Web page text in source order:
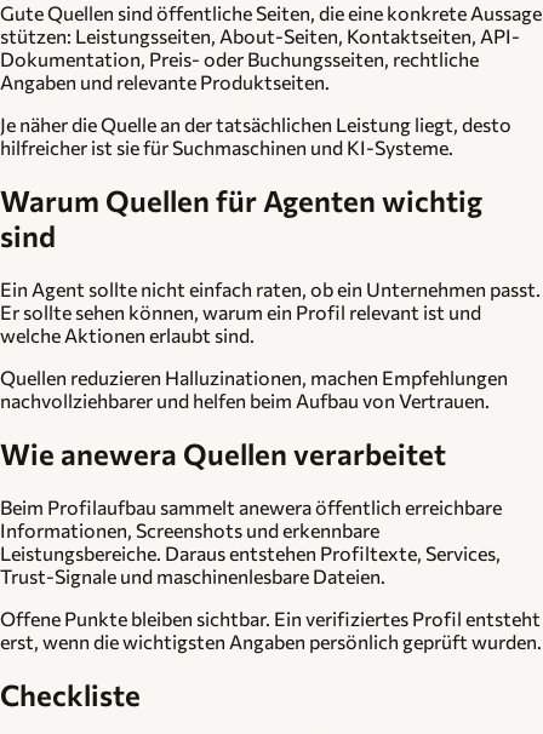
Gute Quellen sind öffentliche Seiten, die eine konkrete Aussage
stützen: Leistungsseiten, About-Seiten, Kontaktseiten, API-
Dokumentation, Preis- oder Buchungsseiten, rechtliche
Angaben und relevante Produktseiten.
Je näher die Quelle an der tatsächlichen Leistung liegt, desto
hilfreicher ist sie für Suchmaschinen und KI-Systeme.
Warum Quellen für Agenten wichtig
sind
Ein Agent sollte nicht einfach raten, ob ein Unternehmen passt.
Er sollte sehen können, warum ein Profil relevant ist und
welche Aktionen erlaubt sind.
Quellen reduzieren Halluzinationen, machen Empfehlungen
nachvollziehbarer und helfen beim Aufbau von Vertrauen.
Wie anewera Quellen verarbeitet
Beim Profilaufbau sammelt anewera öffentlich erreichbare
Informationen, Screenshots und erkennbare
Leistungsbereiche. Daraus entstehen Profiltexte, Services,
Trust-Signale und maschinenlesbare Dateien.
Offene Punkte bleiben sichtbar. Ein verifiziertes Profil entsteht
erst, wenn die wichtigsten Angaben persönlich geprüft wurden.
Checkliste